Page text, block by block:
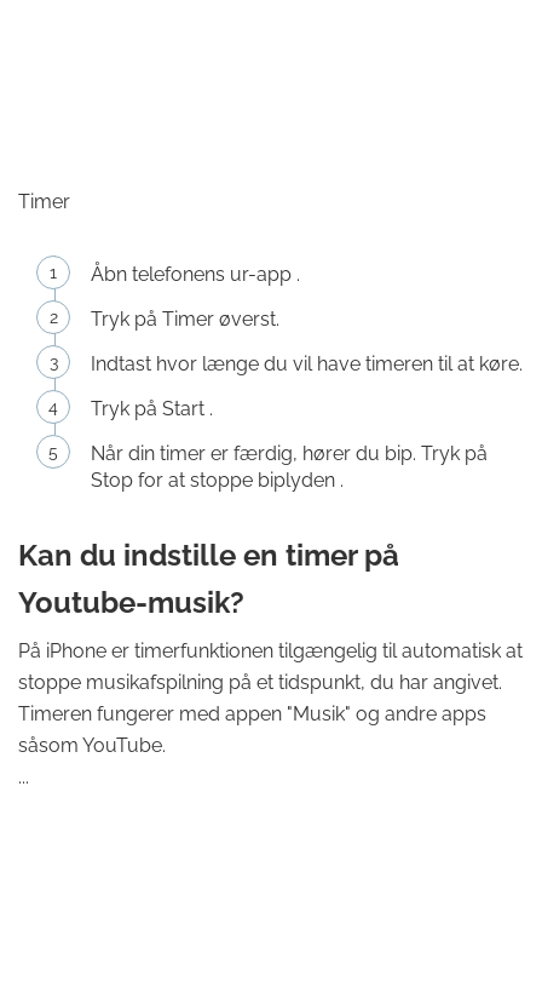
Timer
Åbn telefonens ur-app .
Tryk på Timer øverst.
Indtast hvor længe du vil have timeren til at køre.
Tryk på Start .
Når din timer er færdig, hører du bip. Tryk på
Stop for at stoppe biplyden .
Kan du indstille en timer på
Youtube-musik?
På iPhone er timerfunktionen tilgængelig til automatisk at
stoppe musikafspilning på et tidspunkt, du har angivet.
Timeren fungerer med appen "Musik" og andre apps
såsom YouTube.
...